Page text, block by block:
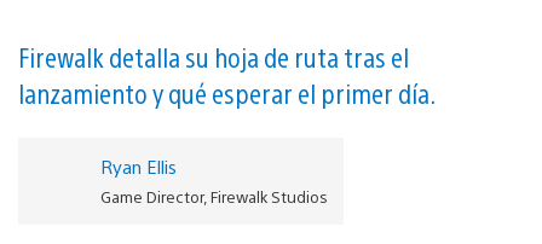
Firewalk detalla su hoja de ruta tras el
lanzamiento y qué esperar el primer día.
Ryan Ellis
Game Director, Firewalk Studios